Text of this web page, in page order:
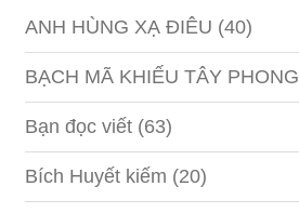
ANH HÙNG XẠ ĐIÊU (40)
BẠCH MÃ KHIẾU TÂY PHONG
Bạn đọc viết (63)
Bích Huyết kiếm (20)